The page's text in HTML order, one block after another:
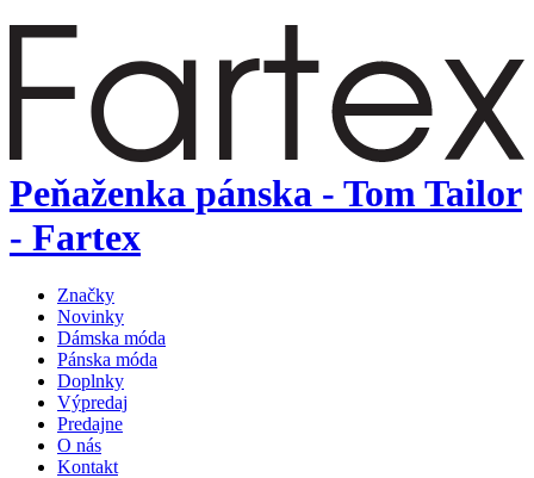
Peňaženka pánska - Tom Tailor
- Fartex
Značky
Novinky
Dámska móda
Pánska móda
Doplnky
Výpredaj
Predajne
O nás
Kontakt